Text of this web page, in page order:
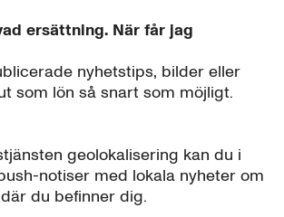
ersättning. När får jag
nyhetstips, bilder eller
som lön så snart som möjligt.
geolokalisering kan du i
notiser med lokala nyheter om
du befinner dig.